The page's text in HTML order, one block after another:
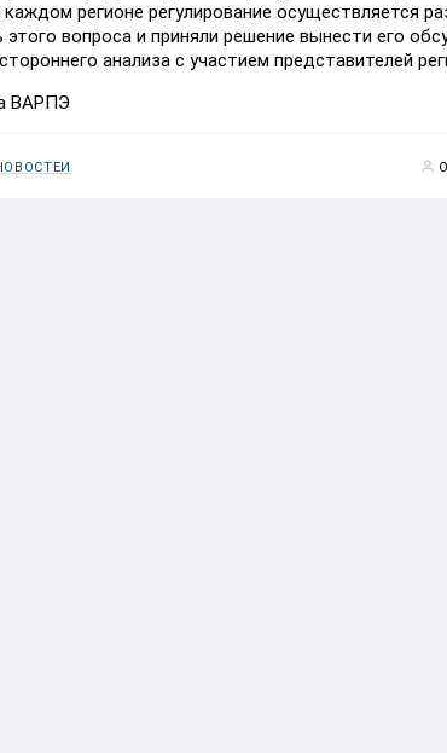
регионе регулирование осуществляется
этого вопроса и приняли решение вынести его
анализа с участием представителей
ВАРПЭ